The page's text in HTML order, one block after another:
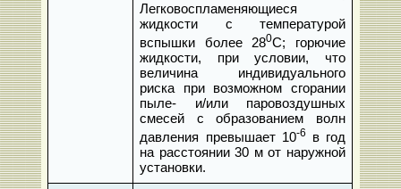
Легковоспламеняющиеся
жидкости с температурой
вспышки более 280С; горючие
жидкости, при условии, что
величина индивидуального
риска при возможном сгорании
пыле- и/или паровоздушных
смесей с образованием волн
давления превышает 10-6
в год
на расстоянии 30 м от наружной
установки.